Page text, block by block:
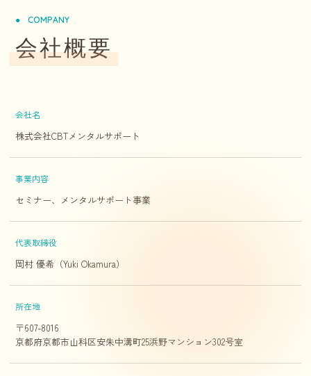
COMPANY
会社概要
会社名
株式会社CBTメンタルサポート
事業内容
セミナー、メンタルサポート事業
代表取締役
岡村 優希（Yuki Okamura）
所在地
〒607-8016
京都府京都市山科区安朱中溝町25浜野マンション302号室